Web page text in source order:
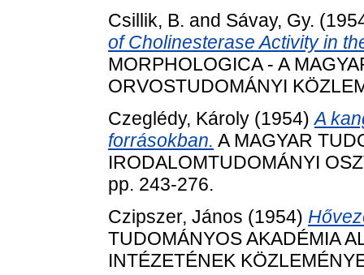
Csillik, B. and Sávay, Gy.
of Cholinesterase Activity in
MORPHOLOGICA - A
ORVOSTUDOMÁNYI
Czeglédy, Károly (1954)A
forrásokban. A MAGYAR
IRODALOMTUDOMÁNYI
pp. 243-276.
Czipszer, János (1954)
TUDOMÁNYOS AKADÉMIA
INTÉZETÉNEK